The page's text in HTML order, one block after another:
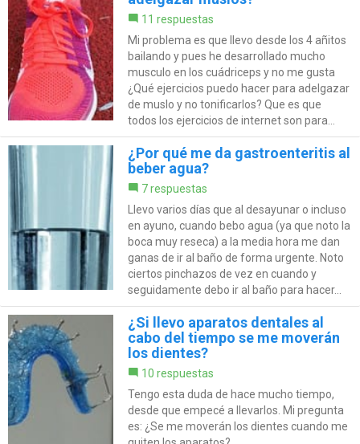
11 respuestas
Mi problema es que llevo desde los 4 añitos
bailando y pues he desarrollado mucho
musculo en los cuádriceps y no me gusta
¿Qué ejercicios puedo hacer para adelgazar
de muslo y no tonificarlos? Que es que
todos los ejercicios de internet son para...
¿Por qué me da gastroenteritis al
beber agua?
7 respuestas
Llevo varios días que al desayunar o incluso
en ayuno, cuando bebo agua (ya que noto la
boca muy reseca) a la media hora me dan
ganas de ir al baño de forma urgente. Noto
ciertos pinchazos de vez en cuando y
seguidamente debo ir al baño para hacer...
¿Si llevo aparatos dentales al
cabo del tiempo se me moverán
los dientes?
10 respuestas
Tengo esta duda de hace mucho tiempo,
desde que empecé a llevarlos. Mi pregunta
es: ¿Se me moverán los dientes cuando me